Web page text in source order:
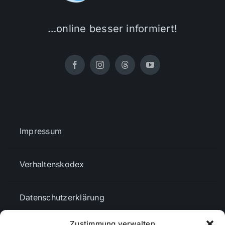
…online besser informiert!
Impressum
Verhaltenskodex
Datenschutzerklärung